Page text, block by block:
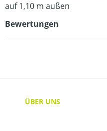
auf 1,10 m außen
Bewertungen
ÜBER UNS